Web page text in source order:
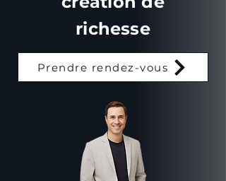
richesse
Prendre rendez-vous